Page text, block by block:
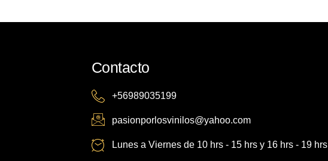
Contacto
+56989035199
pasionporlosvinilos@yahoo.com
Lunes a Viernes de 10 hrs - 15 hrs y 16 hrs - 19 hrs